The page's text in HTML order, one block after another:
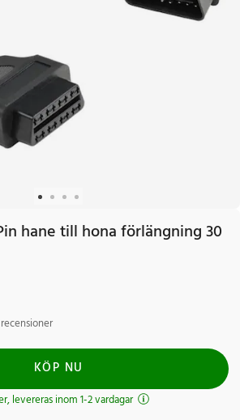
hane till hona förlängning 30
KÖP NU
levereras inom 1-2 vardagar